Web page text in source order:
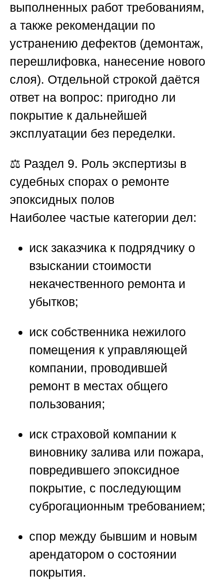
выполненных работ требованиям,
а также рекомендации по
устранению дефектов (демонтаж,
перешлифовка, нанесение нового
слоя). Отдельной строкой даётся
ответ на вопрос: пригодно ли
покрытие к дальнейшей
эксплуатации без переделки.
⚖️ Раздел 9. Роль экспертизы в
судебных спорах о ремонте
эпоксидных полов
Наиболее частые категории дел:
иск заказчика к подрядчику о
взыскании стоимости
некачественного ремонта и
убытков;
иск собственника нежилого
помещения к управляющей
компании, проводившей
ремонт в местах общего
пользования;
иск страховой компании к
виновнику залива или пожара,
повредившего эпоксидное
покрытие, с последующим
суброгационным требованием;
спор между бывшим и новым
арендатором о состоянии
покрытия.